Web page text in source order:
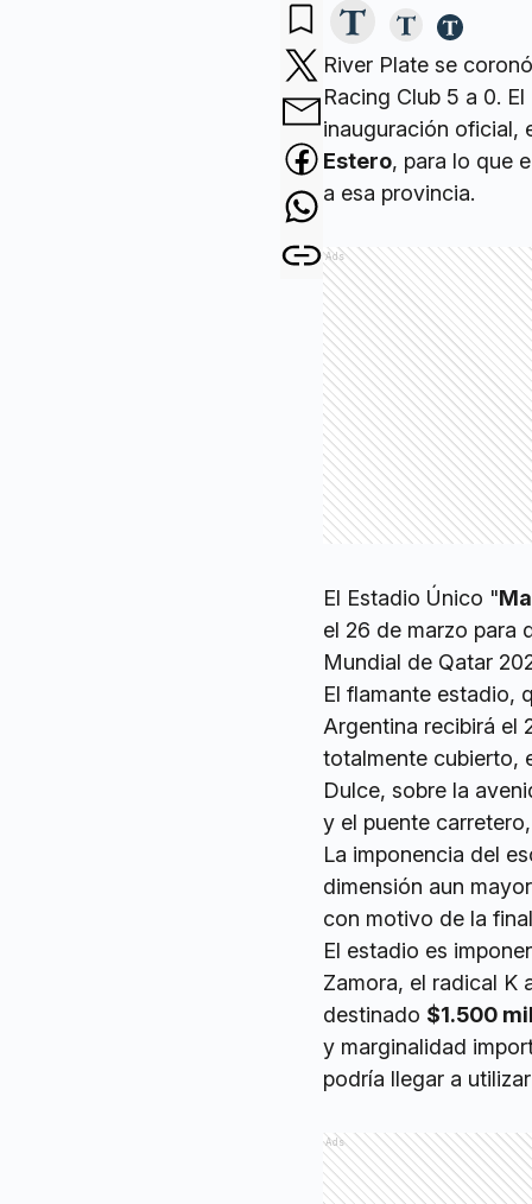
River Plate se
Racing Club 5 a 0.
inauguración oficial,
Estero, para lo que
a esa provincia.
Ads
El Estadio Único "
el 26 de marzo para
Mundial de Qatar
El flamante estadio,
Argentina recibirá el
totalmente cubierto,
Dulce, sobre la
y el puente
La imponencia del
dimensión aun
con motivo de la
El estadio es
Zamora, el radical K
destinado $1.500
y marginalidad
podría llegar a
Ads